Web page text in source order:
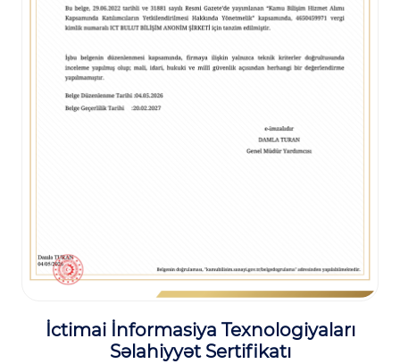
İctimai İnformasiya Texnologiyaları
Səlahiyyət Sertifikatı